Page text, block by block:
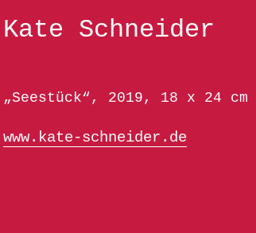
Kate Schneider
„Seestück“, 2019, 18 x 24 cm
www.kate-schneider.de